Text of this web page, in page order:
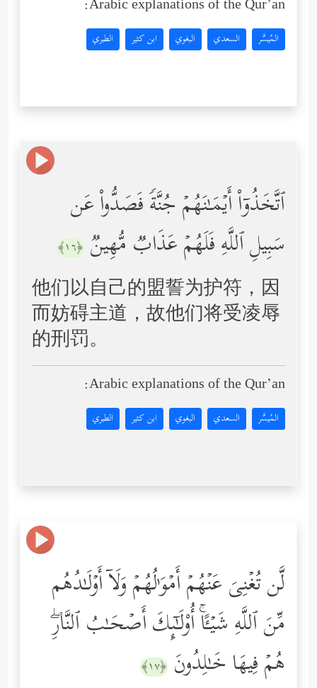
Arabic explanations of the Qur’an:
المُيسَّر السعدي البغوي ابن كثير الطبري
ٱتَّخَذُوۤاْ أَیۡمَـٰنَهُمۡ جُنَّةࣰ فَصَدُّواْ عَن
سَبِیلِ ٱللَّهِ فَلَهُمۡ عَذَابࣱ مُّهِینࣱ ﴿١٦﴾
他们以自己的盟誓为护符，因
而妨碍主道，故他们将受凌辱
的刑罚。
Arabic explanations of the Qur’an:
المُيسَّر السعدي البغوي ابن كثير الطبري
لَّن تُغۡنِیَ عَنۡهُمۡ أَمۡوَ ٰ⁠لُهُمۡ وَلَاۤ أَوۡلَـٰدُهُم
مِّنَ ٱللَّهِ شَیۡـًٔاۚ أُوْلَـٰۤىِٕكَ أَصۡحَـٰبُ ٱلنَّارِۖ
هُمۡ فِیهَا خَـٰلِدُونَ ﴿١٧﴾